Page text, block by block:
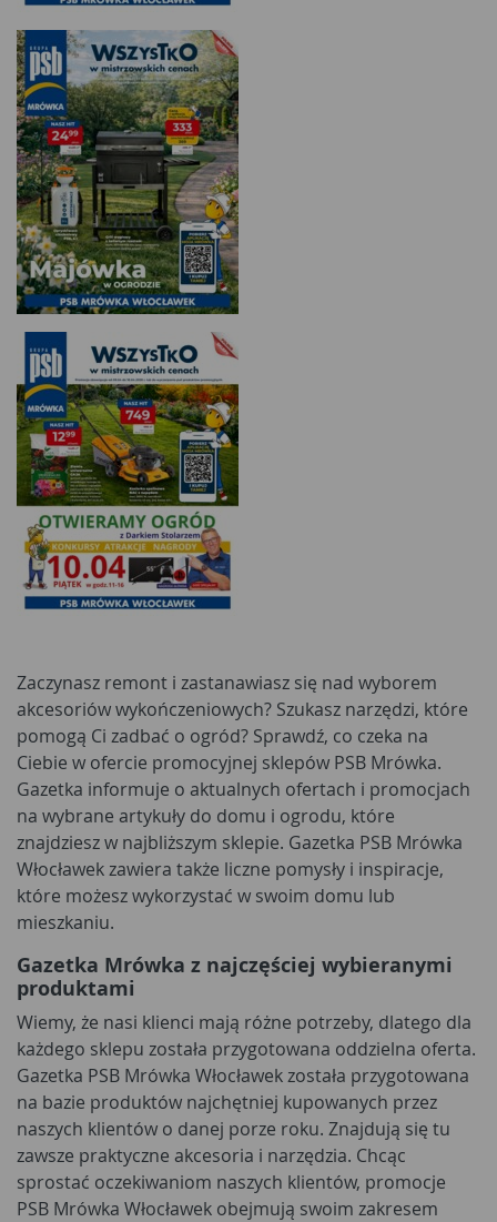
Zaczynasz remont i zastanawiasz się nad wyborem
akcesoriów wykończeniowych? Szukasz narzędzi, które
pomogą Ci zadbać o ogród? Sprawdź, co czeka na
Ciebie w ofercie promocyjnej sklepów PSB Mrówka.
Gazetka informuje o aktualnych ofertach i promocjach
na wybrane artykuły do domu i ogrodu, które
znajdziesz w najbliższym sklepie. Gazetka PSB Mrówka
Włocławek zawiera także liczne pomysły i inspiracje,
które możesz wykorzystać w swoim domu lub
mieszkaniu.
Gazetka Mrówka z najczęściej wybieranymi
produktami
Wiemy, że nasi klienci mają różne potrzeby, dlatego dla
każdego sklepu została przygotowana oddzielna oferta.
Gazetka PSB Mrówka Włocławek została przygotowana
na bazie produktów najchętniej kupowanych przez
naszych klientów o danej porze roku. Znajdują się tu
zawsze praktyczne akcesoria i narzędzia. Chcąc
sprostać oczekiwaniom naszych klientów, promocje
PSB Mrówka Włocławek obejmują swoim zakresem